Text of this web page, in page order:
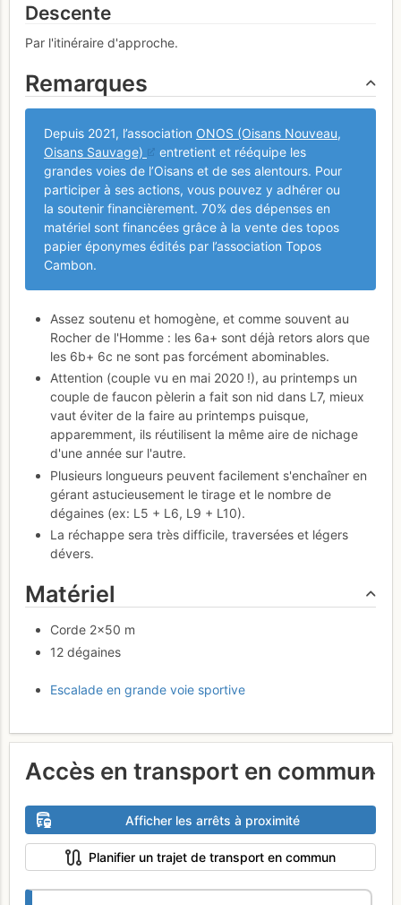
Descente
Par l'itinéraire d'approche.
Remarques
Depuis 2021, l’association ONOS (Oisans Nouveau,
Oisans Sauvage)
entretient et rééquipe les
grandes voies de l’Oisans et de ses alentours. Pour
participer à ses actions, vous pouvez y adhérer ou
la soutenir financièrement. 70% des dépenses en
matériel sont financées grâce à la vente des topos
papier éponymes édités par l’association Topos
Cambon.
Assez soutenu et homogène, et comme souvent au
Rocher de l'Homme : les 6a+ sont déjà retors alors que
les 6b+ 6c ne sont pas forcément abominables.
Attention (couple vu en mai 2020 !), au printemps un
couple de faucon pèlerin a fait son nid dans L7, mieux
vaut éviter de la faire au printemps puisque,
apparemment, ils réutilisent la même aire de nichage
d'une année sur l'autre.
Plusieurs longueurs peuvent facilement s'enchaîner en
gérant astucieusement le tirage et le nombre de
dégaines (ex: L5 + L6, L9 + L10).
La réchappe sera très difficile, traversées et légers
dévers.
Matériel
Corde 2×50 m
12 dégaines
Escalade en grande voie sportive
Accès en transport en commun
Afficher les arrêts à proximité
Planifier un trajet de transport en commun